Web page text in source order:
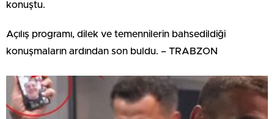
konuştu.
Açılış programı, dilek ve temennilerin bahsedildiği
konuşmaların ardından son buldu. – TRABZON